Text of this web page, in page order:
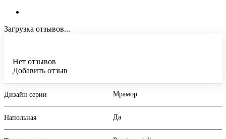
Загрузка отзывов...
Нет отзывов
Добавить отзыв
Дизайн серии Мрамор
Напольная Да